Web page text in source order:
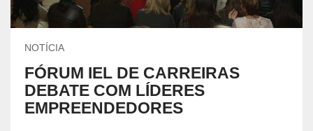
NOTÍCIA
FÓRUM IEL DE CARREIRAS
DEBATE COM LÍDERES
EMPREENDEDORES